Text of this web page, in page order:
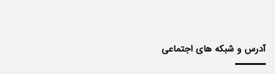
آدرس و شبکه های اجتماعی